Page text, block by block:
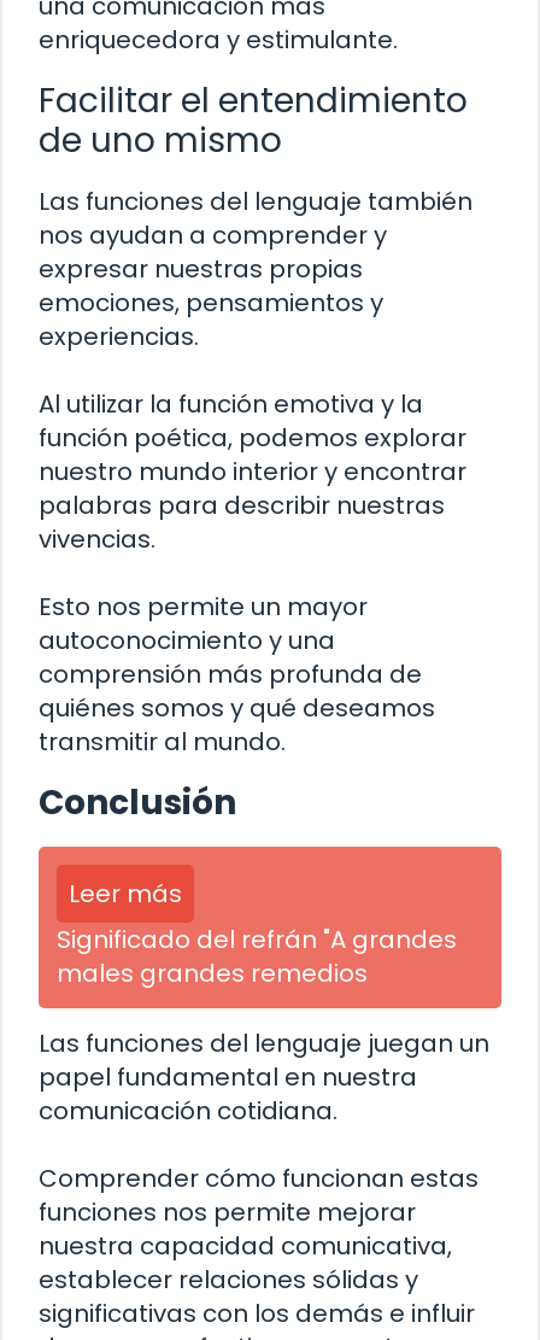
enriquecedora y estimulante.
Facilitar el entendimiento
de uno mismo
Las funciones del lenguaje también
nos ayudan a comprender y
expresar nuestras propias
emociones, pensamientos y
experiencias.
Al utilizar la función emotiva y la
función poética, podemos explorar
nuestro mundo interior y encontrar
palabras para describir nuestras
vivencias.
Esto nos permite un mayor
autoconocimiento y una
comprensión más profunda de
quiénes somos y qué deseamos
transmitir al mundo.
Conclusión
Leer más
Significado del refrán "A grandes
males grandes remedios
Las funciones del lenguaje juegan un
papel fundamental en nuestra
comunicación cotidiana.
Comprender cómo funcionan estas
funciones nos permite mejorar
nuestra capacidad comunicativa,
establecer relaciones sólidas y
significativas con los demás e influir